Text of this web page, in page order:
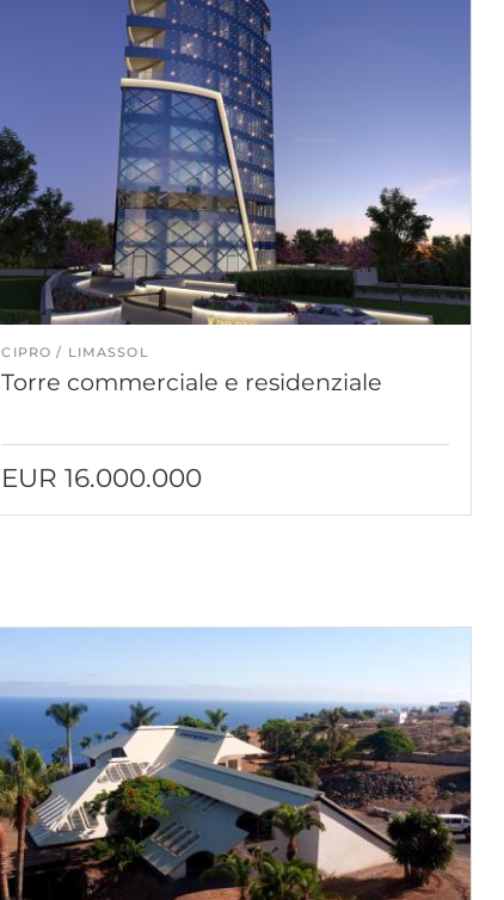
CIPRO LIMASSOL
Torre commerciale e residenziale
EUR 16.000.000